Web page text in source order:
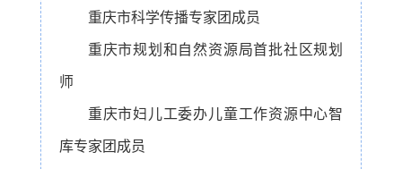
重庆市科学传播专家团成员
重庆市规划和自然资源局首批社区规划
师
重庆市妇儿工委办儿童工作资源中心智
库专家团成员